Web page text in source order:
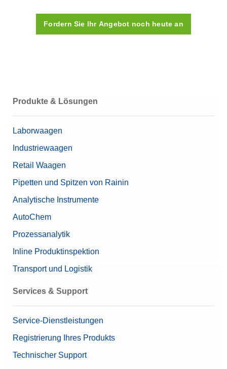
ASTM-Klasse 3
Material
Nennwert
Fordern Sie Ihr Angebot noch heute an
Produkte & Lösungen
Laborwaagen
Industriewaagen
Retail Waagen
Pipetten und Spitzen von Rainin
Analytische Instrumente
AutoChem
Prozessanalytik
Inline Produktinspektion
Transport und Logistik
Services & Support
Service-Dienstleistungen
Registrierung Ihres Produkts
Technischer Support